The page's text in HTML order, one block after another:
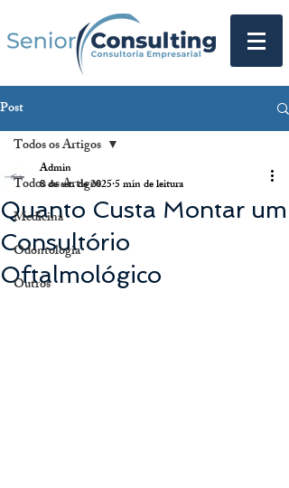
Post
Todos os Artigos
Medicina
Odontologia
Outros
Todos os Artigos
Quanto Custa Montar um
Consultório
Oftalmológico
Admin
8 de set. de 20255 min de leitura